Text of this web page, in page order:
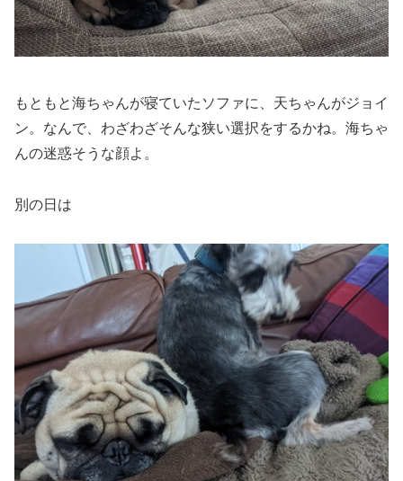
もともと海ちゃんが寝ていたソファに、天ちゃんがジョイ
ン。なんで、わざわざそんな狭い選択をするかね。海ちゃ
んの迷惑そうな顔よ。
別の日は